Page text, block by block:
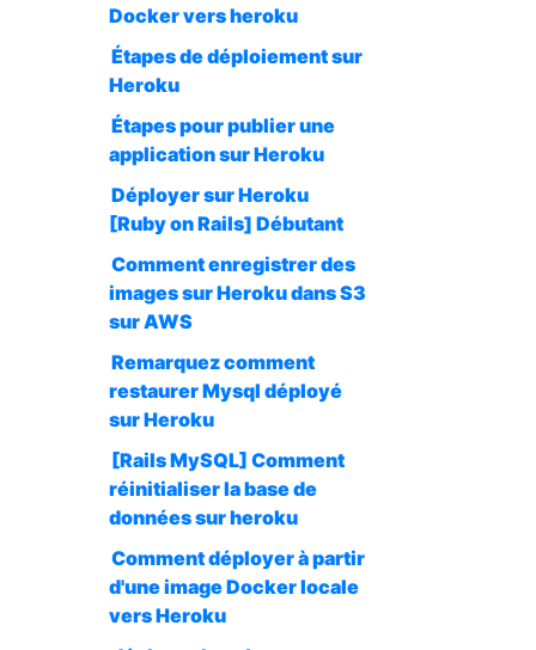
Docker vers heroku
Étapes de déploiement sur
Heroku
Étapes pour publier une
application sur Heroku
Déployer sur Heroku
[Ruby on Rails] Débutant
Comment enregistrer des
images sur Heroku dans S3
sur AWS
Remarquez comment
restaurer Mysql déployé
sur Heroku
[Rails MySQL] Comment
réinitialiser la base de
données sur heroku
Comment déployer à partir
d'une image Docker locale
vers Heroku